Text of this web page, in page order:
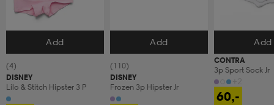
Velg størrelse
Add
(4)
DISNEY
Lilo & Stitch Hipster 3 P
Velg størrelse
Add
(110)
DISNEY
Frozen 3p Hipster Jr
Velg Add
CONTRA
3p Sport Sock Jr
60,-